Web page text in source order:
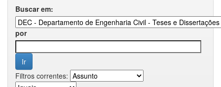
Buscar em:
por
Filtros correntes: